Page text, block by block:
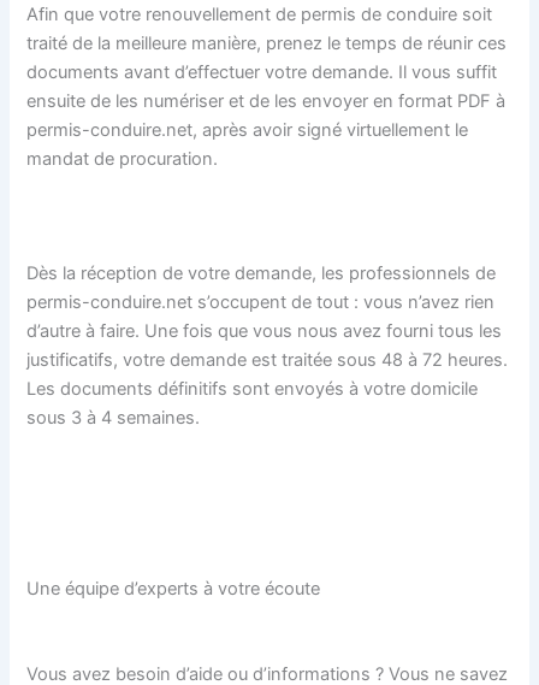
Afin que votre renouvellement de permis de conduire soit
traité de la meilleure manière, prenez le temps de réunir ces
documents avant d’effectuer votre demande. Il vous suffit
ensuite de les numériser et de les envoyer en format PDF à
permis-conduire.net, après avoir signé virtuellement le
mandat de procuration.
Dès la réception de votre demande, les professionnels de
permis-conduire.net s’occupent de tout : vous n’avez rien
d’autre à faire. Une fois que vous nous avez fourni tous les
justificatifs, votre demande est traitée sous 48 à 72 heures.
Les documents définitifs sont envoyés à votre domicile
sous 3 à 4 semaines.
Une équipe d’experts à votre écoute
Vous avez besoin d’aide ou d’informations ? Vous ne savez